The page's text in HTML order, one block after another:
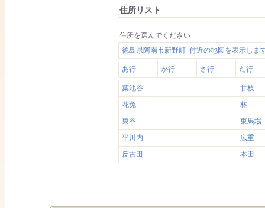
住所リスト
住所を選んでください
徳島県阿南市新野町 付近の地図を表示しま
あ行 か行 さ行 た行
葉池谷
廿枝
花免
林
東谷
東馬場
平川内
広重
反古田
本田